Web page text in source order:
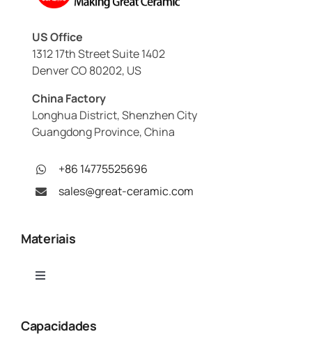
US Office
1312 17th Street Suite 1402
Denver CO 80202, US
China Factory
Longhua District, Shenzhen City
Guangdong Province, China
+86 14775525696
sales@great-ceramic.com
Materiais
Toggle
Capacidades